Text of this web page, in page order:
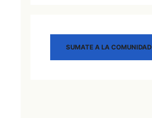
SUMATE A LA COMUNIDAD